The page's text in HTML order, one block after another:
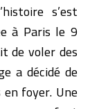
s’est
à Paris le 9
de voler des
a décidé de
foyer. Une